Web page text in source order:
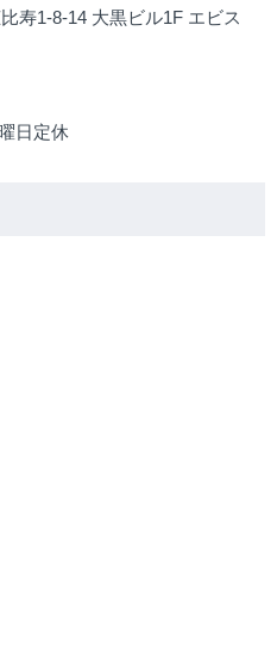
寿1-8-14 大黒ビル1F エビス
日定休